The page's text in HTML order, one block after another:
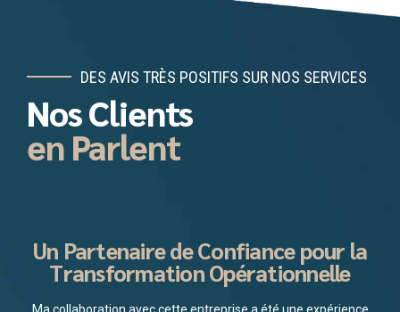
DES AVIS TRÈS POSITIFS SUR NOS SERVICES
Nos Clients
en Parlent
Un Partenaire de Confiance pour la
Transformation Opérationnelle
Ma collaboration avec cette entreprise a été une expérience